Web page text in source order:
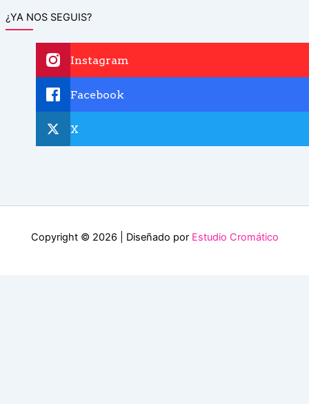
¿YA NOS SEGUIS?
Instagram
Facebook
X
Copyright © 2026 | Diseñado por Estudio Cromático